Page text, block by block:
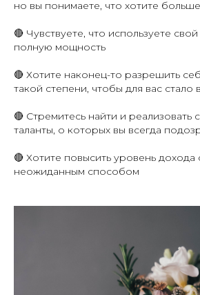
но вы понимаете, что хотите
🔴 Чувствуете, что используете
полную мощность
🔴 Хотите наконец-то разрешить
такой степени, чтобы для вас
🔴 Стремитесь найти и реализовать
таланты, о которых вы всегда
🔴 Хотите повысить уровень дохода
неожиданным способом